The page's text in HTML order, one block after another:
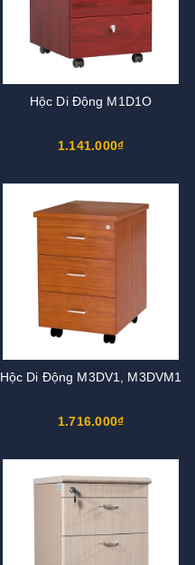
Hộc Di Động M1D1O
1.141.000₫
Hộc Di Động M3DV1, M3DVM1
1.716.000₫